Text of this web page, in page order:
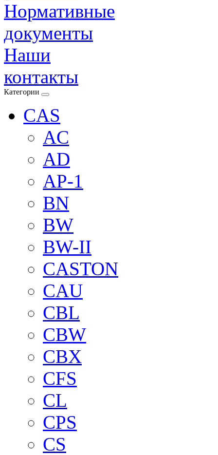
Нормативные
документы
Наши
контакты
Категории
CAS
AC
AD
AP-1
BN
BW
BW-II
CASTON
CAU
CBL
CBW
CBX
CFS
CL
CPS
CS